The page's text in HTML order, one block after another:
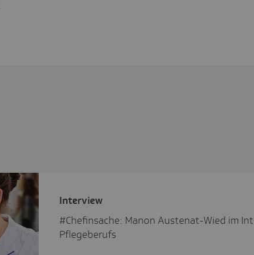
Inter­view
#Chefinsache: Manon Austenat-Wied im
Pflegeberufs